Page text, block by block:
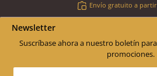
Envío gratuito a
Newsletter
Suscríbase ahora a nuestro boletín
promociones.